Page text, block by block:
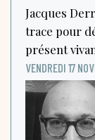
Jacques
trace pour
présent
VENDREDI 17